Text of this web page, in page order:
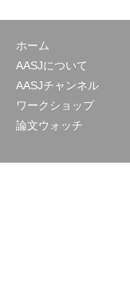
ホーム
AASJについて
AASJチャンネル
ワークショップ
論文ウォッチ